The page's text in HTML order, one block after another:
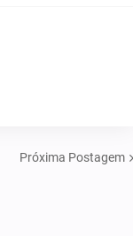
Próxima Postagem